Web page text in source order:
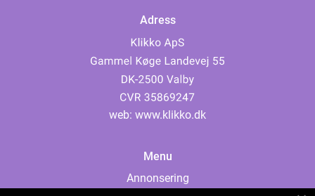
Adress
web: www.klikko.dk
Menu
Annonsering